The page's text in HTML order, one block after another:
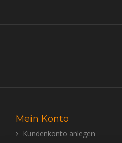
Mein Konto
Kundenkonto anlegen